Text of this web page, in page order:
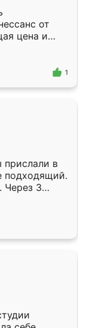
от
цена и
Приехавший
1
прислали в
подходящий.
Через 3
Остались